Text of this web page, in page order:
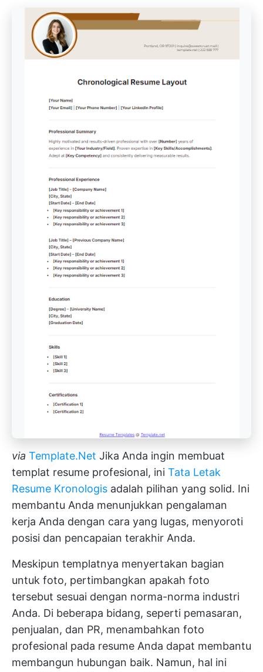
via Template.Net Jika Anda ingin membuat
templat resume profesional, ini Tata Letak
Resume Kronologis adalah pilihan yang solid. Ini
membantu Anda menunjukkan pengalaman
kerja Anda dengan cara yang lugas, menyoroti
posisi dan pencapaian terakhir Anda.
Meskipun templatnya menyertakan bagian
untuk foto, pertimbangkan apakah foto
tersebut sesuai dengan norma-norma industri
Anda. Di beberapa bidang, seperti pemasaran,
penjualan, dan PR, menambahkan foto
profesional pada resume Anda dapat membantu
membangun hubungan baik. Namun, hal ini